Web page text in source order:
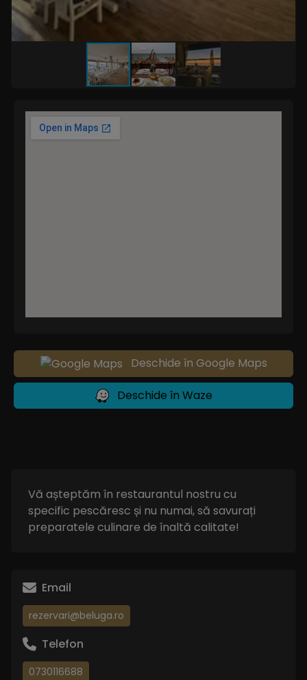
Deschide în Google Maps
Deschide în Waze
Vă așteptăm în restaurantul nostru cu
specific pescăresc și nu numai, să savurați
preparatele culinare de înaltă calitate!
Email
rezervari@beluga.ro
Telefon
0730116688